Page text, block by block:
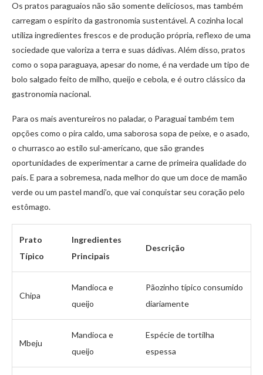
Os pratos paraguaios não são somente deliciosos, mas também
carregam o espírito da gastronomia sustentável. A cozinha local
utiliza ingredientes frescos e de produção própria, reflexo de uma
sociedade que valoriza a terra e suas dádivas. Além disso, pratos
como o sopa paraguaya, apesar do nome, é na verdade um tipo de
bolo salgado feito de milho, queijo e cebola, e é outro clássico da
gastronomia nacional.
Para os mais aventureiros no paladar, o Paraguai também tem
opções como o pira caldo, uma saborosa sopa de peixe, e o asado,
o churrasco ao estilo sul-americano, que são grandes
oportunidades de experimentar a carne de primeira qualidade do
país. E para a sobremesa, nada melhor do que um doce de mamão
verde ou um pastel mandi’o, que vai conquistar seu coração pelo
estômago.
Prato
Típico
Ingredientes
Principais
Descrição
Chipa
Mandioca e
queijo
Pãozinho típico consumido
diariamente
Mbeju
Mandioca e
queijo
Espécie de tortilha
espessa